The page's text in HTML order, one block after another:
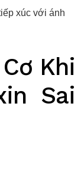
xúc với ánh
Khi
Sai